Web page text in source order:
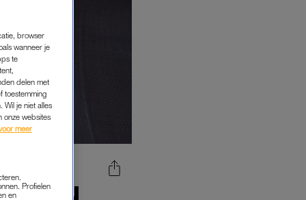
browser
wanneer je
te
delen met
toestemming
Wil je niet alles
onze websites
meer
Profielen
en